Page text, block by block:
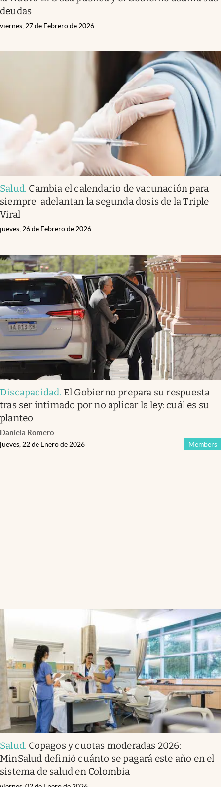
deudas
viernes, 27 de Febrero de 2026
Salud. Cambia el calendario de vacunación para
siempre: adelantan la segunda dosis de la Triple
Viral
jueves, 26 de Febrero de 2026
Discapacidad. El Gobierno prepara su respuesta
tras ser intimado por no aplicar la ley: cuál es su
planteo
Daniela Romero
Members
jueves, 22 de Enero de 2026
Salud. Copagos y cuotas moderadas 2026:
MinSalud definió cuánto se pagará este año en el
sistema de salud en Colombia